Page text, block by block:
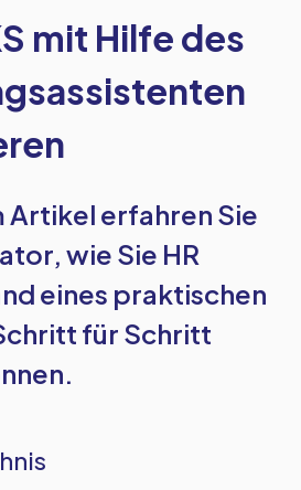
mit Hilfe des
Artikel erfahren Sie
wie Sie HR
eines praktischen
für Schritt